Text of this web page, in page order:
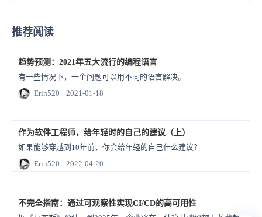
推荐阅读
趋势预测：2021年五大流行的编程语言
有一些情况下，一个问题可以用不同的语言解决。
Erin520
2021-01-18
作为软件工程师，给年轻时的自己的建议（上）
如果能够穿越到10年前，你会给年轻的自己什么建议？
Erin520
2022-04-20
不完全指南：通过可观察性实现CI/CD的高可用性